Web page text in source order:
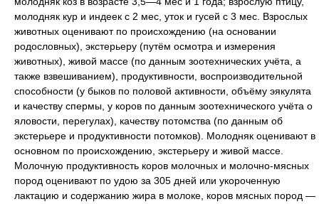
молодняк кур и индеек с 2 мес, уток и гусей с 3 мес. Взрослых
животных оценивают по происхождению (на основании
родословных), экстерьеру (путём осмотра и измерения
животных), живой массе (по данным зоотехнических учёта, а
также взвешиванием), продуктивности, воспроизводительной
способности (у быков по половой активности, объёму эякулята
и качеству спермы, у коров по данным зоотехнического учёта о
яловости, перегулах), качеству потомства (по данным об
экстерьере и продуктивности потомков). Молодняк оценивают в
основном по происхождению, экстерьеру и живой массе.
Молочную продуктивность коров молочных и молочно-мясных
пород оценивают по удою за 305 дней или укороченную
лактацию и содержанию жира в молоке, коров мясных пород —